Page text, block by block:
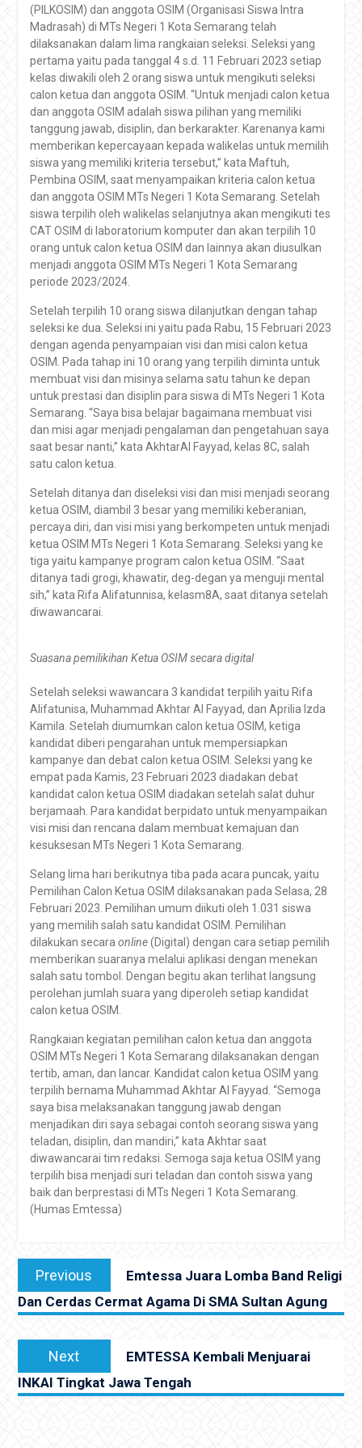
(PILKOSIM) dan anggota OSIM (Organisasi Siswa Intra
Madrasah) di MTs Negeri 1 Kota Semarang telah
dilaksanakan dalam lima rangkaian seleksi. Seleksi yang
pertama yaitu pada tanggal 4 s.d. 11 Februari 2023 setiap
kelas diwakili oleh 2 orang siswa untuk mengikuti seleksi
calon ketua dan anggota OSIM. “Untuk menjadi calon ketua
dan anggota OSIM adalah siswa pilihan yang memiliki
tanggung jawab, disiplin, dan berkarakter. Karenanya kami
memberikan kepercayaan kepada walikelas untuk memilih
siswa yang memiliki kriteria tersebut,” kata Maftuh,
Pembina OSIM, saat menyampaikan kriteria calon ketua
dan anggota OSIM MTs Negeri 1 Kota Semarang. Setelah
siswa terpilih oleh walikelas selanjutnya akan mengikuti tes
CAT OSIM di laboratorium komputer dan akan terpilih 10
orang untuk calon ketua OSIM dan lainnya akan diusulkan
menjadi anggota OSIM MTs Negeri 1 Kota Semarang
periode 2023/2024.
Setelah terpilih 10 orang siswa dilanjutkan dengan tahap
seleksi ke dua. Seleksi ini yaitu pada Rabu, 15 Februari 2023
dengan agenda penyampaian visi dan misi calon ketua
OSIM. Pada tahap ini 10 orang yang terpilih diminta untuk
membuat visi dan misinya selama satu tahun ke depan
untuk prestasi dan disiplin para siswa di MTs Negeri 1 Kota
Semarang. “Saya bisa belajar bagaimana membuat visi
dan misi agar menjadi pengalaman dan pengetahuan saya
saat besar nanti,” kata AkhtarAl Fayyad, kelas 8C, salah
satu calon ketua.
Setelah ditanya dan diseleksi visi dan misi menjadi seorang
ketua OSIM, diambil 3 besar yang memiliki keberanian,
percaya diri, dan visi misi yang berkompeten untuk menjadi
ketua OSIM MTs Negeri 1 Kota Semarang. Seleksi yang ke
tiga yaitu kampanye program calon ketua OSIM. “Saat
ditanya tadi grogi, khawatir, deg-degan ya menguji mental
sih,” kata Rifa Alifatunnisa, kelasm8A, saat ditanya setelah
diwawancarai.
Suasana pemilikihan Ketua OSIM secara digital
Setelah seleksi wawancara 3 kandidat terpilih yaitu Rifa
Alifatunisa, Muhammad Akhtar Al Fayyad, dan Aprilia Izda
Kamila. Setelah diumumkan calon ketua OSIM, ketiga
kandidat diberi pengarahan untuk mempersiapkan
kampanye dan debat calon ketua OSIM. Seleksi yang ke
empat pada Kamis, 23 Februari 2023 diadakan debat
kandidat calon ketua OSIM diadakan setelah salat duhur
berjamaah. Para kandidat berpidato untuk menyampaikan
visi misi dan rencana dalam membuat kemajuan dan
kesuksesan MTs Negeri 1 Kota Semarang.
Selang lima hari berikutnya tiba pada acara puncak, yaitu
Pemilihan Calon Ketua OSIM dilaksanakan pada Selasa, 28
Februari 2023. Pemilihan umum diikuti oleh 1.031 siswa
yang memilih salah satu kandidat OSIM. Pemilihan
dilakukan secara online(Digital) dengan cara setiap pemilih
memberikan suaranya melalui aplikasi dengan menekan
salah satu tombol. Dengan begitu akan terlihat langsung
perolehan jumlah suara yang diperoleh setiap kandidat
calon ketua OSIM.
Rangkaian kegiatan pemilihan calon ketua dan anggota
OSIM MTs Negeri 1 Kota Semarang dilaksanakan dengan
tertib, aman, dan lancar. Kandidat calon ketua OSIM yang
terpilih bernama Muhammad Akhtar Al Fayyad. “Semoga
saya bisa melaksanakan tanggung jawab dengan
menjadikan diri saya sebagai contoh seorang siswa yang
teladan, disiplin, dan mandiri,” kata Akhtar saat
diwawancarai tim redaksi. Semoga saja ketua OSIM yang
terpilih bisa menjadi suri teladan dan contoh siswa yang
baik dan berprestasi di MTs Negeri 1 Kota Semarang.
(Humas Emtessa)
Navigasi
posPrevious
post:
Emtessa Juara Lomba Band Religi
Dan Cerdas Cermat Agama Di SMA Sultan Agung
Next
post:
EMTESSA Kembali Menjuarai
INKAI Tingkat Jawa Tengah